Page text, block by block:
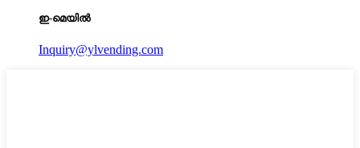
ഇ-മെയിൽ
Inquiry@ylvending.com